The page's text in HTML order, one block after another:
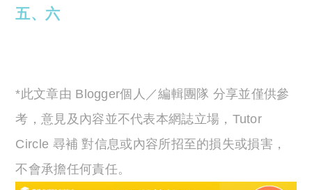
五、六
*此文章由 Blogger個人／編輯團隊 分享並僅供參
考，意見及內容並不代表本網誌立場，Tutor
Circle 尋補 對信息或內容所招至的損失或損害，
不會承擔任何責任。